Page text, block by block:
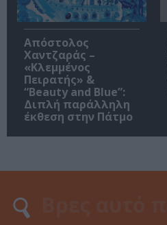
Απόστολος
Χαντζαράς –
«Κλεμμένος
Πειρατής» &
“Beauty and Blue”:
Διπλή παράλληλη
έκθεση στην Πάτμο